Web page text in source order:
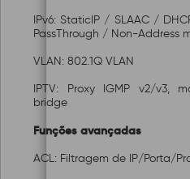
IPv6: StaticIP / SLAAC /
PassThrough / Non-Address
VLAN: 802.1Q VLAN
IPTV: Proxy IGMP v2/v3,
bridge
Funções avançadas
ACL: Filtragem de IP/Porta/